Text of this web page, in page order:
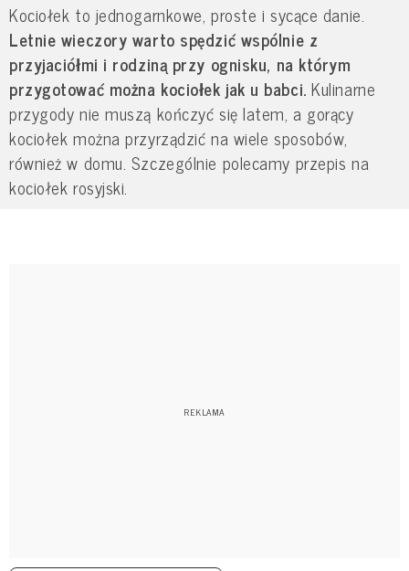
Kociołek to jednogarnkowe, proste i sycące danie.
Letnie wieczory warto spędzić wspólnie z
przyjaciółmi i rodziną przy ognisku, na którym
przygotować można kociołek jak u babci. Kulinarne
przygody nie muszą kończyć się latem, a gorący
kociołek można przyrządzić na wiele sposobów,
również w domu. Szczególnie polecamy przepis na
kociołek rosyjski.